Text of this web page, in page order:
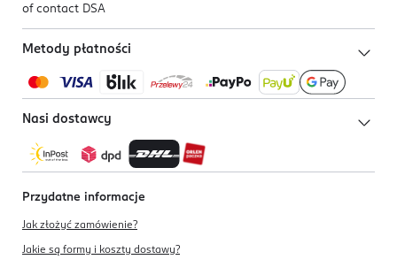
of contact DSA
Metody płatności
Nasi dostawcy
Przydatne informacje
Jak złożyć zamówienie?
Jakie są formy i koszty dostawy?